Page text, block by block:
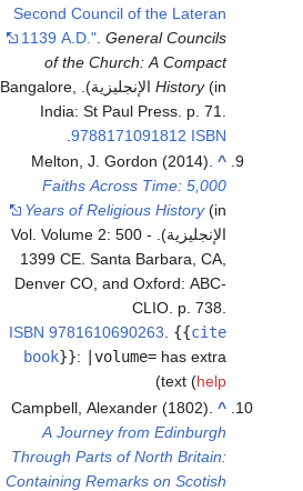
Second Council of the Lateran
1139 A.D." .General Councils
of the Church: A Compact
History
(in الإنجليزية). Bangalore,
India: St Paul Press. p. 71.
ISBN
9788171091812
.
^
Melton, J. Gordon (2014).
Faiths Across Time: 5,000
Years of Religious History(in
الإنجليزية). Vol. Volume 2: 500 -
1399 CE. Santa Barbara, CA,
Denver CO, and Oxford: ABC-
CLIO. p. 738.
ISBN 9781610690263. {{cite
book}}: |volume= has extra
text (help
)
^
Campbell, Alexander (1802).
A Journey from Edinburgh
Through Parts of North Britain:
Containing Remarks on Scotish